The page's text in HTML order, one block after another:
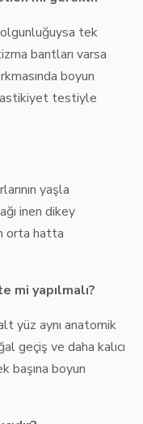
tek
bantları varsa
boyun
testiyle
yaşla
inen dikey
orta hatta
mi yapılmalı?
yüz aynı anatomik
geçiş ve daha kalıcı
başına boyun